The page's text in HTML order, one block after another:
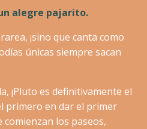
alegre pajarito.
¡sino que canta como
únicas siempre sacan
¡Pluto es definitivamente el
primero en dar el primer
comienzan los paseos,